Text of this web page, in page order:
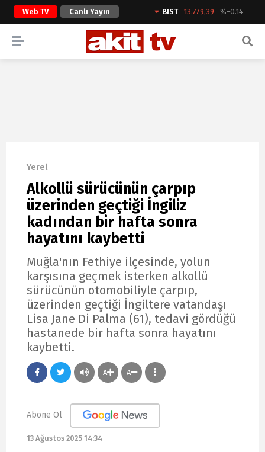
Web TV Canlı Yayın BIST 13.779,39 %-0.14
ARAMA YAP
Yerel
Alkollü sürücünün çarpıp
üzerinden geçtiği İngiliz
kadından bir hafta sonra
hayatını kaybetti
Muğla'nın Fethiye ilçesinde, yolun
karşısına geçmek isterken alkollü
sürücünün otomobiliyle çarpıp,
üzerinden geçtiği İngiltere vatandaşı
Lisa Jane Di Palma (61), tedavi gördüğü
hastanede bir hafta sonra hayatını
kaybetti.
A A
Abone Ol
13 Ağustos 2025 14:34